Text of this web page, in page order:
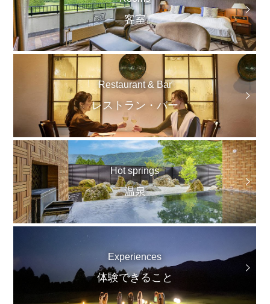
客室
Restaurant & Bar
レストラン・バー
Hot springs
温泉
Experiences
体験できること